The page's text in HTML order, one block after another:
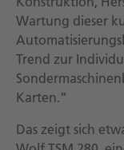
Wartung dieser
Trend zur
Karten.“
Das zeigt sich